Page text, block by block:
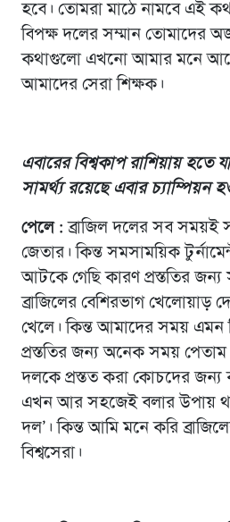
হবে। তোমরা মাঠে নামবে এই
বিপক্ষ দলের সম্মান তোমাদের
কথাগুলো এখনো আমার মনে
আমাদের সেরা শিক্ষক।
এবারের বিশ্বকাপ রাশিয়ায় হতে
সামর্থ্য রয়েছে এবার চ্যাম্পিয়ন
পেলে : ব্রাজিল দলের সব সময়ই
জেতার। কিন্ত সমসাময়িক
আটকে গেছি কারণ প্রস্ততির
ব্রাজিলের বেশিরভাগ খেলোয়াড়
খেলে। কিন্ত আমাদের সময়
প্রস্ততির জন্য অনেক সময়
দলকে প্রস্তত করা কোচদের জন্য
এখন আর সহজেই বলার উপায়
দল’। কিন্ত আমি মনে করি
বিশ্বসেরা।